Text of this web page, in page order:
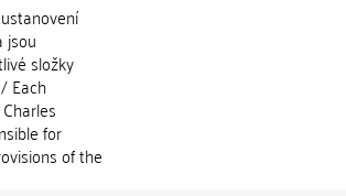
jsou
složky
Each
for
of the